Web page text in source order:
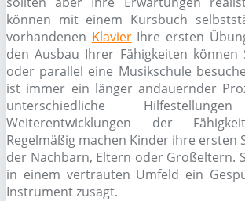
können mit einem Kursbuch
vorhandenen KlavierIhre ersten
den Ausbau Ihrer Fähigkeiten können
oder parallel eine Musikschule
ist immer ein länger andauernder
unterschiedliche
Weiterentwicklungen der
Regelmäßig machen Kinder ihre ersten
der Nachbarn, Eltern oder Großeltern.
in einem vertrauten Umfeld ein
Instrument zusagt.